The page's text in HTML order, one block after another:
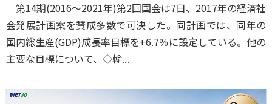
第14期(2016～2021年)第2回国会は7日、2017年の経済社
会発展計画案を賛成多数で可決した。同計画では、同年の
国内総生産(GDP)成長率目標を+6.7％に設定している。他の
主要な目標について、◇輸...